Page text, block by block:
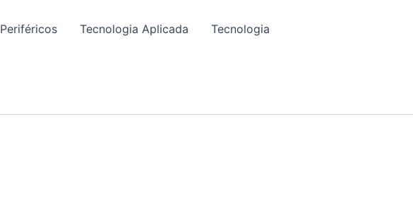
Periféricos Tecnologia Aplicada Tecnologia